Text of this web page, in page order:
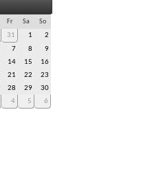
Fr Sa So
31 1
2
7 8
9
14 15
16
21 22
23
28 29
30
4 5 6